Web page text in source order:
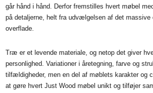
går hånd i hånd. Derfor fremstilles hvert møbel
på detaljerne, helt fra udvælgelsen af det
overflade.
Træ er et levende materiale, og netop det giver
personlighed. Variationer i åretegning, farve og
tilfældigheder, men en del af møblets karakter og
at gøre hvert Just Wood møbel unikt og tilføjer